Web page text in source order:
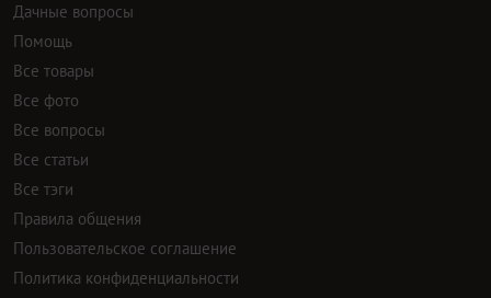
Дачные вопросы
Помощь
Все товары
Все фото
Все вопросы
Все статьи
Все тэги
Правила общения
Пользовательское соглашение
Политика конфиденциальности